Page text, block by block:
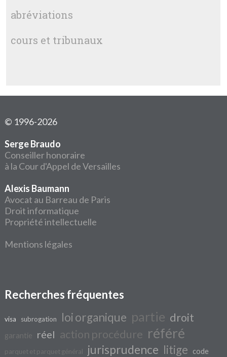
abréviations
cours et tribunaux
© 1996-2026
Serge Braudo
Conseiller honoraire
à la Cour d'Appel de Versailles
Alexis Baumann
Avocat au Barreau de Paris
Droit informatique
Propriété intellectuelle
Mentions légales
Recherches fréquentes
visa subrogation loi organique partie droit
garantie réel action procédure référé
parquet et parquet général jurisprudence litige code